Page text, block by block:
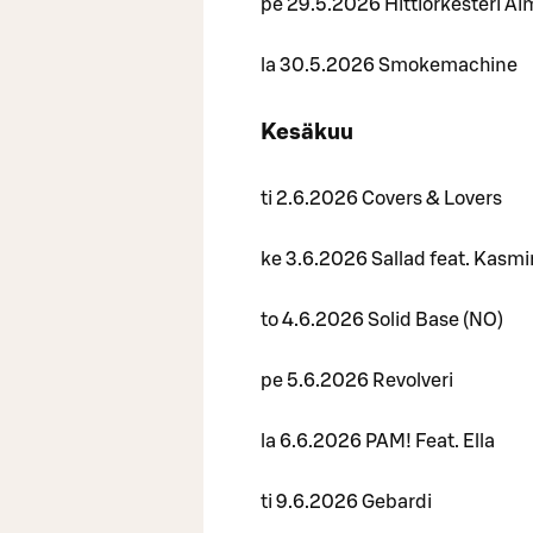
pe 29.5.2026 Hittiorkesteri
la 30.5.2026 Smokemachine
Kesäkuu
ti 2.6.2026 Covers & Lovers
ke 3.6.2026 Sallad feat.
to 4.6.2026 Solid Base (NO)
pe 5.6.2026 Revolveri
la 6.6.2026 PAM! Feat. Ella
ti 9.6.2026 Gebardi